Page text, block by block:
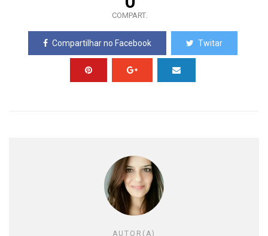
COMPART.
Compartilhar no Facebook Twitar
AUTOR(A)